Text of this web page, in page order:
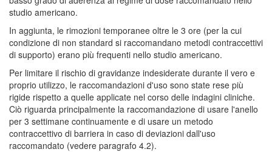
studio americano.
In aggiunta, le rimozioni temporanee oltre le 3 ore (per la cui
condizione di non standard si raccomandano metodi contraccettivi
di supporto) erano più frequenti nello studio americano.
Per limitare il rischio di gravidanze indesiderate durante il vero e
proprio utilizzo, le raccomandazioni d'uso sono state rese più
rigide rispetto a quelle applicate nel corso delle indagini cliniche.
Ciò riguarda principalmente la raccomandazione di usare l'anello
per 3 settimane continuamente e di usare un metodo
contraccettivo di barriera in caso di deviazioni dall'uso
raccomandato (vedere paragrafo 4.2).